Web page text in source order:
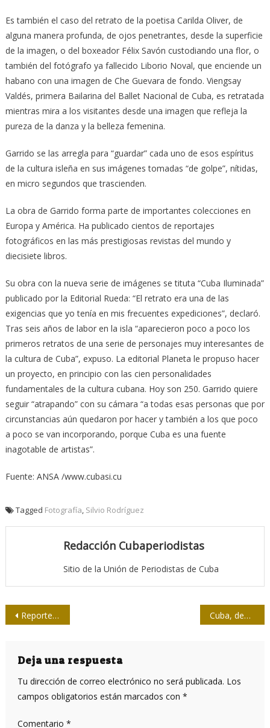
Es también el caso del retrato de la poetisa Carilda Oliver, de
alguna manera profunda, de ojos penetrantes, desde la superficie
de la imagen, o del boxeador Félix Savón custodiando una flor, o
también del fotógrafo ya fallecido Liborio Noval, que enciende un
habano con una imagen de Che Guevara de fondo. Viengsay
Valdés, primera Bailarina del Ballet Nacional de Cuba, es retratada
mientras mira a los visitantes desde una imagen que refleja la
pureza de la danza y la belleza femenina.
Garrido se las arregla para “guardar” cada uno de esos espíritus
de la cultura isleña en sus imágenes tomadas “de golpe”, nítidas,
en micro segundos que trascienden.
La obra de Garrido forma parte de importantes colecciones en
Europa y América. Ha publicado cientos de reportajes
fotográficos en las más prestigiosas revistas del mundo y
diecisiete libros.
Su obra con la nueva serie de imágenes se tituta “Cuba Iluminada”
publicado por la Editorial Rueda: “El retrato era una de las
exigencias que yo tenía en mis frecuentes expediciones”, declaró.
Tras seis años de labor en la isla “aparecieron poco a poco los
primeros retratos de una serie de personajes muy interesantes de
la cultura de Cuba”, expuso. La editorial Planeta le propuso hacer
un proyecto, en principio con las cien personalidades
fundamentales de la cultura cubana. Hoy son 250. Garrido quiere
seguir “atrapando” con su cámara “a todas esas personas que por
circunstancias aún quedaron por hacer y también a los que poco
a poco se van incorporando, porque Cuba es una fuente
inagotable de artistas”.
Fuente: ANSA /www.cubasi.cu
Tagged Fotografía, Silvio Rodríguez
Redacción Cubaperiodistas
Sitio de la Unión de Periodistas de Cuba
Navegación
entradas
Reporte desde el Parlamento: Cuba avanza en informatización Cuba, democracia de alta intensidad
Deja una respuesta
Tu dirección de correo electrónico no será publicada. Los
campos obligatorios están marcados con *
Comentario *